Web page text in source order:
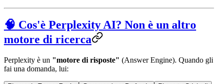
🧠 Cos'è Perplexity AI? Non è un altro
motore di ricerca
Perplexity è un "motore di risposte" (Answer Engine). Quando gli
fai una domanda, lui: